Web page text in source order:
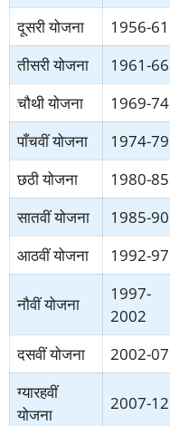
दूसरी योजना
1956-61
तीसरी योजना
1961-66
चौथी योजना
1969-74
पाँचवीं योजना
1974-79
छठी योजना
1980-85
सातवीं योजना
1985-90
आठवीं योजना
1992-97
नौवीं योजना
1997-
2002
दसवीं योजना 2002-07
ग्यारहवीं
योजना
2007-12